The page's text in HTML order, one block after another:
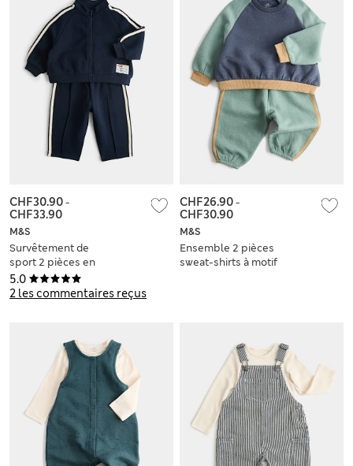
5.0
2 les commentaires reçus
M&S
Survêtement de
sport 2 pièces en
coton (jusqu’au 5
ans)
CHF30.90-
CHF33.90
M&S
Ensemble 2 pièces
sweat-shirts à motif
CHF26.90-
CHF30.90